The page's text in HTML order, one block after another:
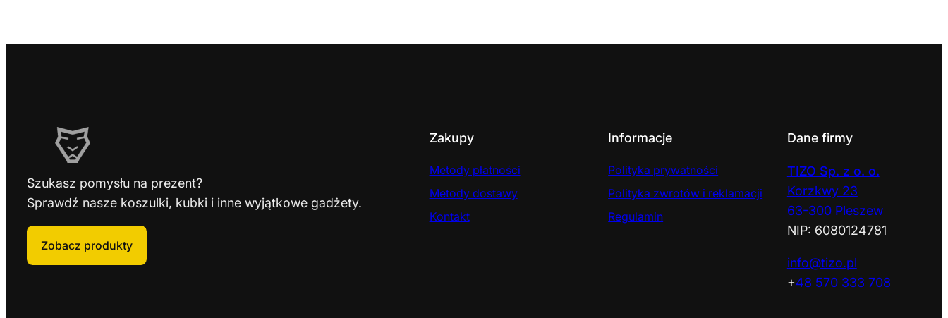
Szukasz pomysłu na prezent?
Sprawdź nasze koszulki, kubki i inne wyjątkowe gadżety.
Zobacz produkty
Zakupy
Metody płatności
Metody dostawy
Kontakt
Informacje
Polityka prywatności
Polityka zwrotów i reklamacji
Regulamin
Dane firmy
TIZO Sp. z o. o.
Korzkwy 23
63-300 Pleszew
NIP: 6080124781
info@tizo.pl
+48 570 333 708